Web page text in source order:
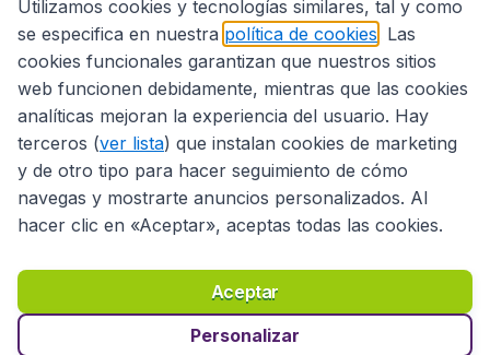
Sitios internacionales
Privacidad
Copyright © 2026
Utilizamos cookies y tecnologías similares, tal y como
se especifica en nuestra política de cookies . Las
cookies funcionales garantizan que nuestros sitios
web funcionen debidamente, mientras que las cookies
analíticas mejoran la experiencia del usuario. Hay
terceros (ver lista) que instalan cookies de marketing
y de otro tipo para hacer seguimiento de cómo
navegas y mostrarte anuncios personalizados. Al
hacer clic en «Aceptar», aceptas todas las cookies.
Aceptar
Personalizar